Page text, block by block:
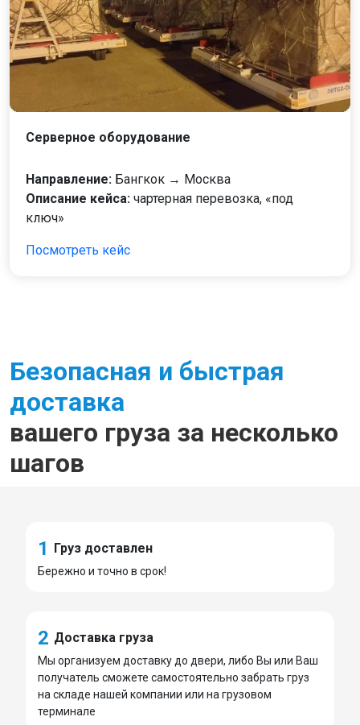
Серверное оборудование
Направление: Бангкок → Москва
Описание кейса: чартерная перевозка, «под
ключ»
Посмотреть кейс
Безопасная и быстрая
доставка
вашего груза за несколько
шагов
1 Груз доставлен
Бережно и точно в срок!
2 Доставка груза
Мы организуем доставку до двери, либо Вы или Ваш
получатель сможете самостоятельно забрать груз
на складе нашей компании или на грузовом
терминале